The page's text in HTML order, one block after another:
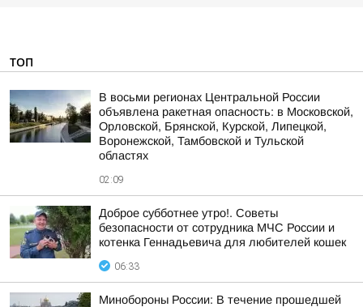
ТОП
В восьми регионах Центральной России
объявлена ракетная опасность: в Московской,
Орловской, Брянской, Курской, Липецкой,
Воронежской, Тамбовской и Тульской
областях
02:09
Доброе субботнее утро!. Советы
безопасности от сотрудника МЧС России и
котенка Геннадьевича для любителей кошек
06:33
Минобороны России: В течение прошедшей